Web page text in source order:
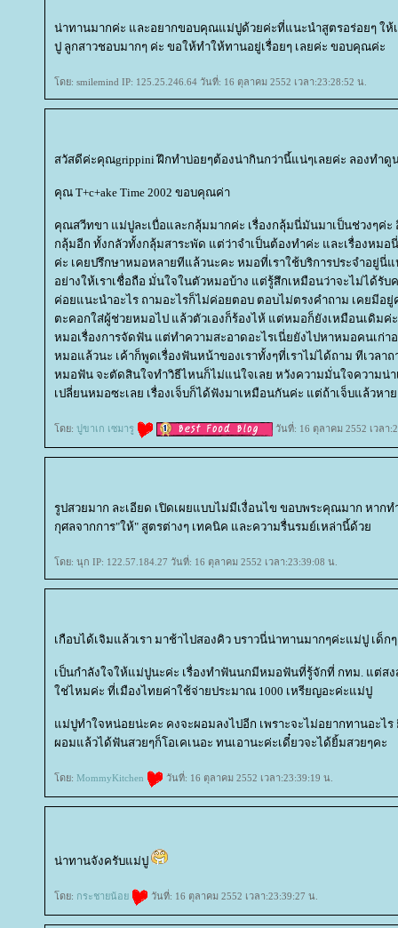
น่าทานมากค่ะ และอยากขอบคุณแม่ปูด้วยค่ะที่แนะนำสูตรอร่อยๆ ให้
ปู ลูกสาวชอบมากๆ ค่ะ ขอให้ทำให้ทานอยู่เรื่อยๆ เลยค่ะ ขอบคุณค่ะ
ดย: smilemind IP: 125.25.246.64 วันที่: 16 ตุลาคม 2552 เวลา:23:28:52 น.
สวัสดีค่ะคุณgrippini ฝึกทำบ่อยๆต้องน่ากินกว่านี้แน่ๆเลยค่ะ ลองทำดู
คุณ T+c+ake Time 2002 ขอบคุณค่า
คุณสวีทขา แม่ปูละเบื่อและกลุ้มมากค่ะ เรื่องกลุ้มนี่มันมาเป็นช่วงๆค่
กลุ้มอีก ทั้งกลัวทั้งกลุ้มสาระพัด แต่ว่าจำเป็นต้องทำค่ะ และเรื่องหม
ค่ะ เคยปรึกษาหมอหลายทีแล้วนะคะ หมอที่เราใช้บริการประจำอยู่นี่
อย่างให้เราเชื่อถือ มั่นใจในตัวหมอบ้าง แต่รู้สึกเหมือนว่าจะไม่ได้รั
ค่อยแนะนำอะไร ถามอะไรก็ไม่ค่อยตอบ ตอบไม่ตรงคำถาม เคยมีอ
ตะคอกใส่ผู้ช่วยหมอไป แล้วตัวเองก็ร้องไห้ แต่หมอก็ยังเหมือนเดิม
หมอเรื่องการจัดฟัน แต่ทำความสะอาดอะไรเนี่ยยังไปหาหมอคนเก่า
หมอแล้วนะ เค้าก็พูดเรื่องฟันหน้าของเราทั้งๆที่เราไม่ได้ถาม ทีเวลา
หมอฟัน จะตัดสินใจทำวิธีไหนก็ไม่แน่ใจเลย หวังความมั่นใจความน่
เปลี่ยนหมอซะเลย เรื่องเจ็บก็ได้ฟังมาเหมือนกันค่ะ แต่ถ้าเจ็บแล้วห
ดย: ปูขาเก เซมารู วันที่: 16 ตุลาคม 2552 เวลา
รูปสวยมาก ละเอียด เปิดเผยแบบไม่มีเงื่อนไข ขอบพระคุณมาก หาก
กุศลจากการ"ให้" สูตรต่างๆ เทคนิค และความรื่นรมย์เหล่านี้ด้ว
ดย: นุก IP: 122.57.184.27 วันที่: 16 ตุลาคม 2552 เวลา:23:39:08 น.
เกือบได้เจิมแล้วเรา มาช้าไปสองคิว บราวนี่น่าทานมากๆค่ะแม่ปู เด็ก
เป็นกำลังใจให้แม่ปูนะค่ะ เรื่องทำฟันนกมีหมอฟันที่รู้จักที่ กทม. แต่ส
ช่ไหมค่ะ ที่เมืองไทยค่าใช้จ่ายประมาณ 1000 เหรียญอะค่ะแม่ปู
ม่ปูทำใจหน่อยน่ะคะ คงจะผอมลงไปอีก เพราะจะไม่อยากทานอะไ
ผอมแล้วได้ฟันสวยๆก็โอเคเนอะ ทนเอานะค่ะเดี๋ยวจะได้ยิ้มสวยๆคะ
ดย: MommyKitchen วันที่: 16 ตุลาคม 2552 เวลา:23:39:19 น.
น่าทานจังครับแม่ปู
ดย: กระชายน้อ วันที่: 16 ตุลาคม 2552 เวลา:23:39:27 น.